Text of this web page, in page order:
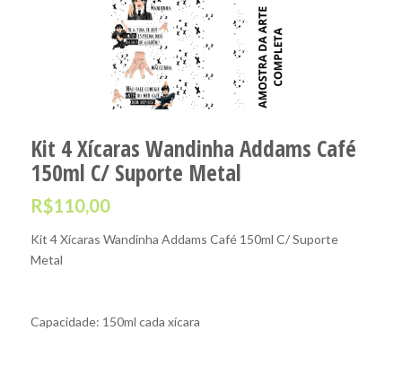
Kit 4 Xícaras Wandinha Addams Café
150ml C/ Suporte Metal
R$110,00
Kit 4 Xícaras Wandinha Addams Café 150ml C/ Suporte
Metal
Capacidade: 150ml cada xícara